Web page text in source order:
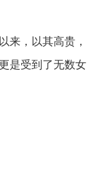
来，以其高贵，
是受到了无数女